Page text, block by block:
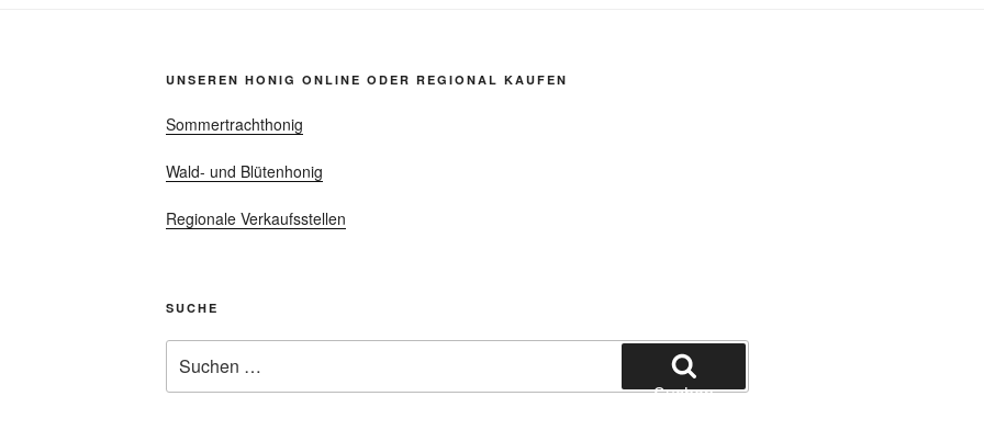
UNSEREN HONIG ONLINE ODER REGIONAL KAUFEN
Sommertrachthonig
Wald- und Blütenhonig
Regionale Verkaufsstellen
SUCHE
nach:
Suchen